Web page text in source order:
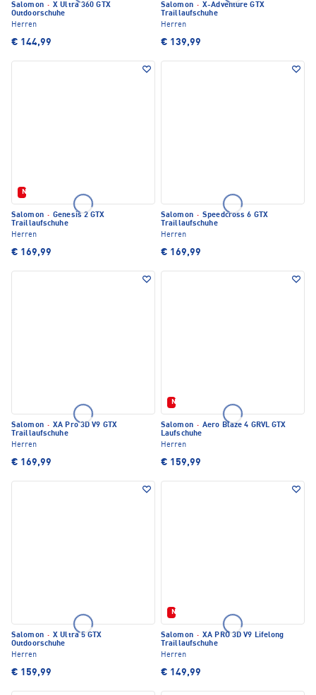
Salomon · X Ultra 360 GTX
Outdoorschuhe
Herren
€ 144,99
Salomon · X-Adventure GTX
Traillaufschuhe
Herren
€ 139,99
Neu
Salomon · Genesis 2 GTX
Traillaufschuhe
Herren
€ 169,99
Salomon · Speedcross 6 GTX
Traillaufschuhe
Herren
€ 169,99
Salomon · XA Pro 3D V9 GTX
Traillaufschuhe
Herren
€ 169,99
Neu
Salomon · Aero Blaze 4 GRVL GTX
Laufschuhe
Herren
€ 159,99
Salomon · X Ultra 5 GTX
Outdoorschuhe
Herren
€ 159,99
Neu
Salomon · XA PRO 3D V9 Lifelong
Traillaufschuhe
Herren
€ 149,99